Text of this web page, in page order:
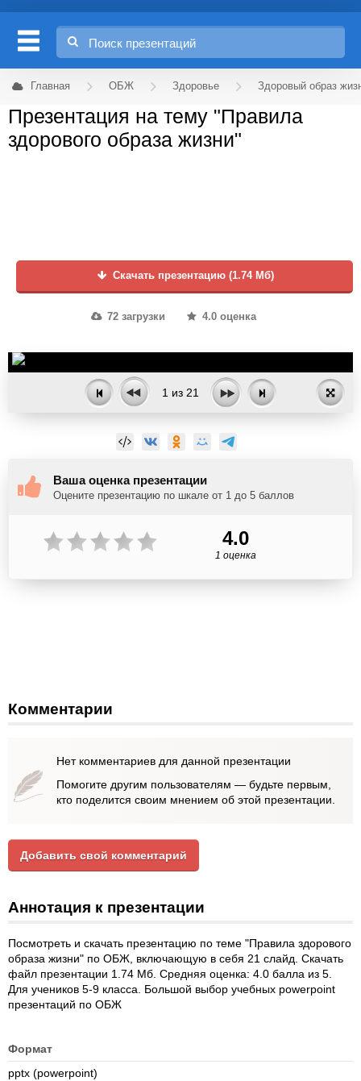
Главная ОБЖ Здоровье Здоровый образ
Презентация на тему "Правила
здорового образа жизни"
Скачать презентацию (1.74 Мб)
72 загрузки 4.0 оценка
1 из 21
Ваша оценка презентации
Оцените презентацию по шкале от 1 до 5 баллов
4.0
1 оценка
Комментарии
Нет комментариев для данной презентации
Помогите другим пользователям — будьте первым,
кто поделится своим мнением об этой презентации.
Добавить свой комментарий
Аннотация к презентации
Посмотреть и скачать презентацию по теме "Правила здорового
образа жизни" по ОБЖ, включающую в себя 21 слайд. Скачать
файл презентации 1.74 Мб. Средняя оценка: 4.0 балла из 5.
Для учеников 5-9 класса. Большой выбор учебных powerpoint
презентаций по ОБЖ
Формат
pptx (powerpoint)